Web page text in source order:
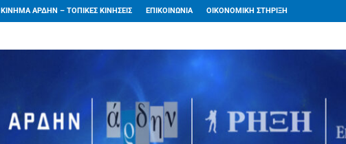
ΚΙΝΗΜΑ ΑΡΔΗΝ – ΤΟΠΙΚΕΣ ΚΙΝΗΣΕΙΣ ΕΠΙΚΟΙΝΩΝΙΑ ΟΙΚΟΝΟΜΙΚΗ ΣΤΗΡΙΞΗ